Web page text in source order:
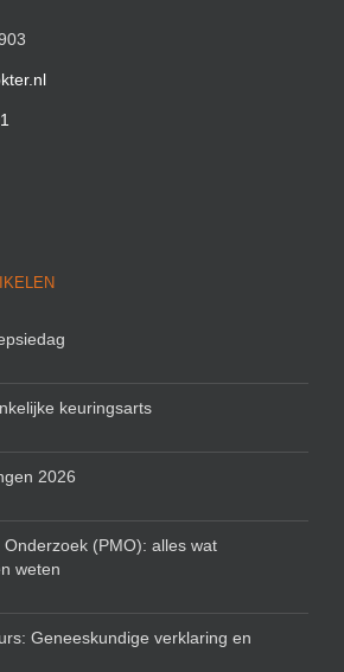
keuringsarts
2026
(PMO): alles wat
weten
Geneeskundige verklaring en